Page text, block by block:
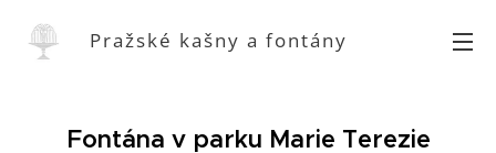
Pražské kašny a fontány
Fontána v parku Marie Terezie